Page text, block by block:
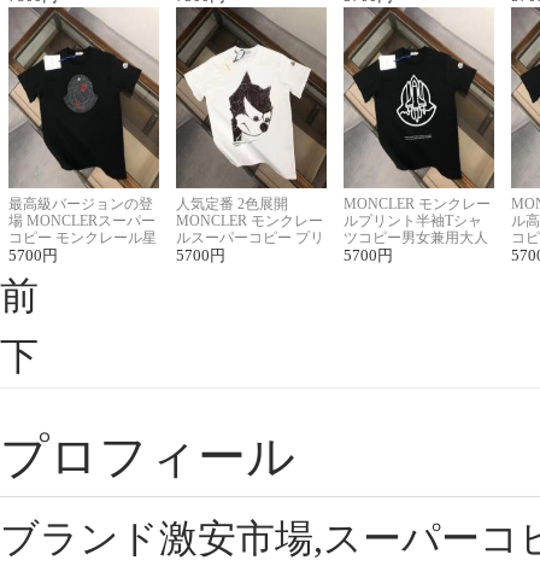
最高級バージョンの登
場 MONCLERスーパー
コピー モンクレール星
座半袖Tシャツ
5700 円
人気定番 2色展開
MONCLER モンクレー
ルスーパーコピー プリ
ント半袖Tシャツ
5700 円
MONCLER モンクレー
ルプリント半袖Tシャ
ツコピー男女兼用大人
可愛い春夏コーデ
5700 円
ル
コ
ィ
前
下
プロフィール
ブランド激安市場,スーパー